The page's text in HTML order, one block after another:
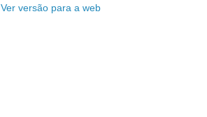
Ver versão para a web